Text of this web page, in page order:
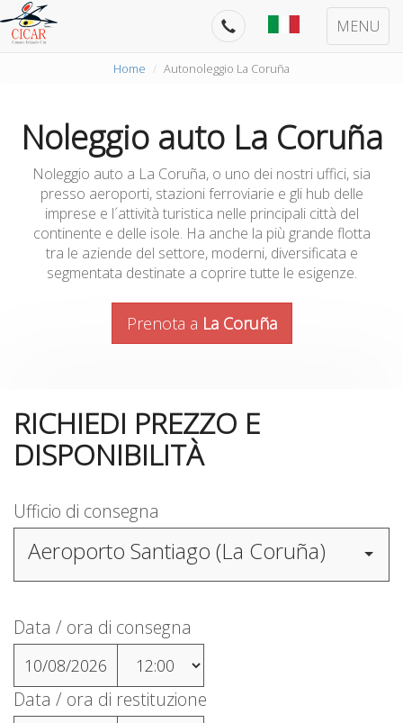
MENU
Home Autonoleggio La Coruña
Noleggio auto La Coruña
Noleggio auto a La Coruña, o uno dei nostri uffici, sia
presso aeroporti, stazioni ferroviarie e gli hub delle
imprese e l´attività turistica nelle principali città del
continente e delle isole. Ha anche la più grande flotta
tra le aziende del settore, moderni, diversificata e
segmentata destinate a coprire tutte le esigenze.
Prenota a La Coruña
RICHIEDI PREZZO E
DISPONIBILITÀ
Ufficio di consegna
Aeroporto Santiago (La Coruña)
Data / ora di consegna
10/08/2026
Data / ora di restituzione